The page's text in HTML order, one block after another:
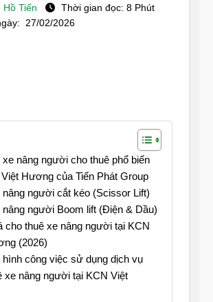
Hồ Tiến
Thời gian đọc: 8 Phút
27/02/2026
xe nâng người cho thuê phổ biến
Hương của Tiến Phát Group
nâng người cắt kéo (Scissor Lift)
nâng người Boom lift (Điện & Dầu)
cho thuê xe nâng người tại KCN
(2026)
hình công việc sử dụng dịch vụ
xe nâng người tại KCN Việt